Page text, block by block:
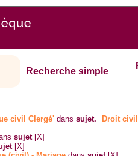
Recherche simple
civil Clergé' danssujet.
Droit civil
sujet [X]
[X]